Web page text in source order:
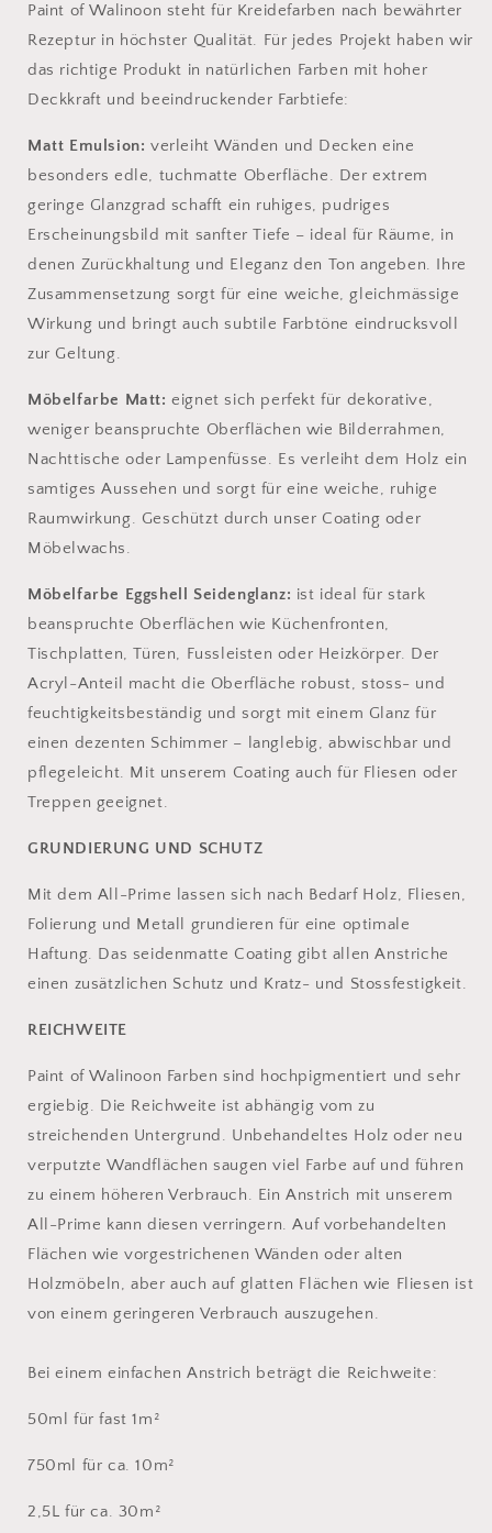
Paint of Walinoon steht für Kreidefarben nach bewährter
Rezeptur in höchster Qualität. Für jedes Projekt haben wir
das richtige Produkt in natürlichen Farben mit hoher
Deckkraft und beeindruckender Farbtiefe:
Matt Emulsion: verleiht Wänden und Decken eine
besonders edle, tuchmatte Oberfläche. Der extrem
geringe Glanzgrad schafft ein ruhiges, pudriges
Erscheinungsbild mit sanfter Tiefe – ideal für Räume, in
denen Zurückhaltung und Eleganz den Ton angeben. Ihre
Zusammensetzung sorgt für eine weiche, gleichmässige
Wirkung und bringt auch subtile Farbtöne eindrucksvoll
zur Geltung.
Möbelfarbe Matt: eignet sich perfekt für dekorative,
weniger beanspruchte Oberflächen wie Bilderrahmen,
Nachttische oder Lampenfüsse. Es verleiht dem Holz ein
samtiges Aussehen und sorgt für eine weiche, ruhige
Raumwirkung. Geschützt durch unser Coating oder
Möbelwachs.
Möbelfarbe Eggshell Seidenglanz: ist ideal für stark
beanspruchte Oberflächen wie Küchenfronten,
Tischplatten, Türen, Fussleisten oder Heizkörper. Der
Acryl-Anteil macht die Oberfläche robust, stoss- und
feuchtigkeitsbeständig und sorgt mit einem Glanz für
einen dezenten Schimmer – langlebig, abwischbar und
pflegeleicht. Mit unserem Coating auch für Fliesen oder
Treppen geeignet.
GRUNDIERUNG UND SCHUTZ
Mit dem All-Prime lassen sich nach Bedarf Holz, Fliesen,
Folierung und Metall grundieren für eine optimale
Haftung. Das seidenmatte Coating gibt allen Anstriche
einen zusätzlichen Schutz und Kratz- und Stossfestigkeit.
REICHWEITE
Paint of Walinoon Farben sind hochpigmentiert und sehr
ergiebig. Die Reichweite ist abhängig vom zu
streichenden Untergrund. Unbehandeltes Holz oder neu
verputzte Wandflächen saugen viel Farbe auf und führen
zu einem höheren Verbrauch. Ein Anstrich mit unserem
All-Prime kann diesen verringern. Auf vorbehandelten
Flächen wie vorgestrichenen Wänden oder alten
Holzmöbeln, aber auch auf glatten Flächen wie Fliesen ist
von einem geringeren Verbrauch auszugehen.
Bei einem einfachen Anstrich beträgt die Reichweite:
50ml für fast 1m²
750ml für ca. 10m²
2,5L für ca. 30m²